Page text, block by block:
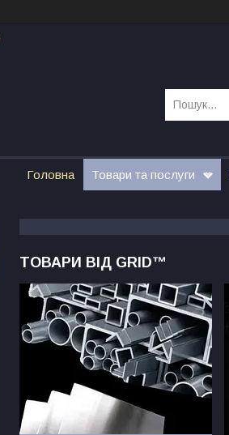
Головна Товари та послуги
ТОВАРИ ВІД GRID™